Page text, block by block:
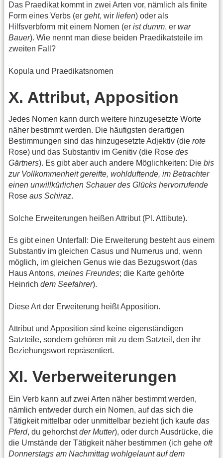
Das Praedikat kommt in zwei Arten vor, nämlich als finite
Form eines Verbs (er geht, wir liefen) oder als
Hilfsverbform mit einem Nomen (er ist dumm, er war
Bauer). Wie nennt man diese beiden Praedikatsteile im
zweiten Fall?
Kopula und Praedikatsnomen
X. Attribut, Apposition
Jedes Nomen kann durch weitere hinzugesetzte Worte
näher bestimmt werden. Die häufigsten derartigen
Bestimmungen sind das hinzugesetzte Adjektiv (die rote
Rose) und das Substantiv im Genitiv (die Rose des
Gärtners). Es gibt aber auch andere Möglichkeiten: Die bis
zur Vollkommenheit gereifte, wohlduftende, im Betrachter
einen unwillkürlichen Schauer des Glücks hervorrufende
Rose aus Schiraz.
Solche Erweiterungen heißen Attribut (Pl. Attibute).
Es gibt einen Unterfall: Die Erweiterung besteht aus einem
Substantiv im gleichen Casus und Numerus und, wenn
möglich, im gleichen Genus wie das Bezugswort (das
Haus Antons, meines Freundes; die Karte gehörte
Heinrich dem Seefahrer).
Diese Art der Erweiterung heißt Apposition.
Attribut und Apposition sind keine eigenständigen
Satzteile, sondern gehören mit zu dem Satzteil, den ihr
Beziehungswort repräsentiert.
XI. Verberweiterungen
Ein Verb kann auf zwei Arten näher bestimmt werden,
nämlich entweder durch ein Nomen, auf das sich die
Tätigkeit mittelbar oder unmittelbar bezieht (ich kaufe das
Pferd, du gehorchstder Mutter), oder durch Ausdrücke, die
die Umstände der Tätigkeit näher bestimmen (ich gehe oft
Donnerstags am Nachmittag wohlgelaunt auf dem